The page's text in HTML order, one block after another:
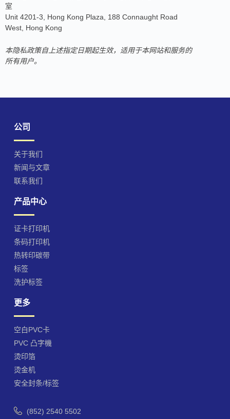
室
Unit 4201-3, Hong Kong Plaza, 188 Connaught Road
West, Hong Kong
本隐私政策自上述指定日期起生效，适用于本网站和服务的
所有用户。
公司
关于我们
新闻与文章
联系我们
产品中心
证卡打印机
条码打印机
热转印碳带
标签
洗护标签
更多
空白PVC卡
PVC 凸字機
烫印箔
烫金机
安全封条/标签
(852) 2540 5502